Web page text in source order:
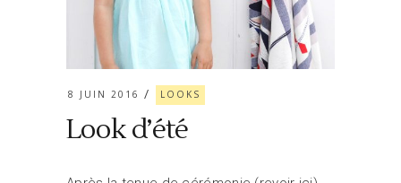
8 JUIN 2016 LOOKS
Look d’été